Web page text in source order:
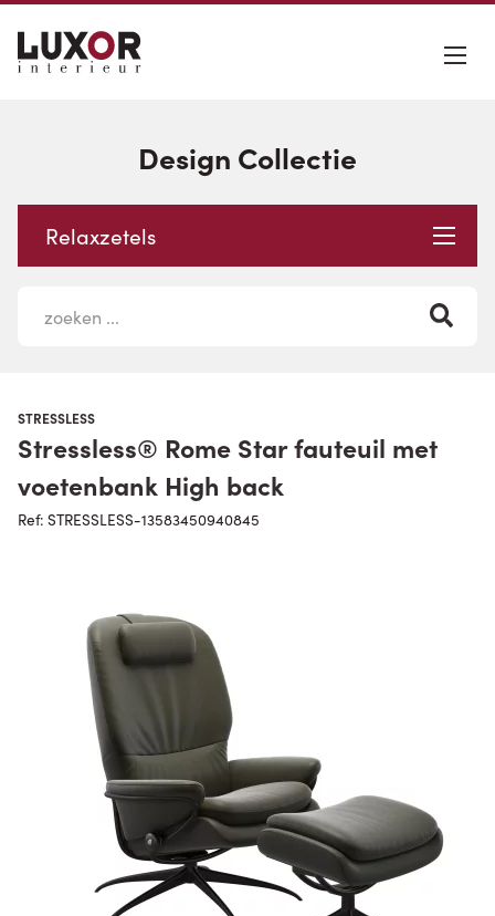
Design Collectie
Relaxzetels
STRESSLESS
Stressless® Rome Star fauteuil met
voetenbank High back
Ref: STRESSLESS-13583450940845